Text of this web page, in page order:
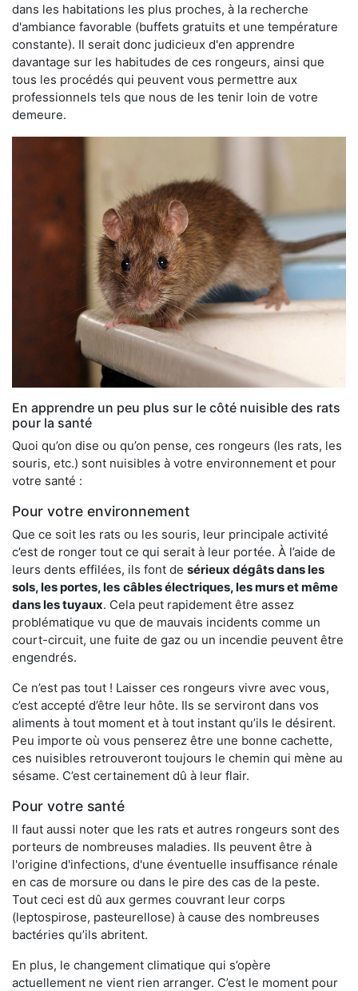
dans les habitations les plus proches, à la recherche
d'ambiance favorable (buffets gratuits et une température
constante). Il serait donc judicieux d'en apprendre
davantage sur les habitudes de ces rongeurs, ainsi que
tous les procédés qui peuvent vous permettre aux
professionnels tels que nous de les tenir loin de votre
demeure.
En apprendre un peu plus sur le côté nuisible des rats
pour la santé
Quoi qu’on dise ou qu’on pense, ces rongeurs (les rats, les
souris, etc.) sont nuisibles à votre environnement et pour
votre santé :
Pour votre environnement
Que ce soit les rats ou les souris, leur principale activité
c’est de ronger tout ce qui serait à leur portée. À l’aide de
leurs dents effilées, ils font de sérieux dégâts dans les
sols, les portes, les câbles électriques, les murs et même
dans les tuyaux. Cela peut rapidement être assez
problématique vu que de mauvais incidents comme un
court-circuit, une fuite de gaz ou un incendie peuvent être
engendrés.
Ce n’est pas tout ! Laisser ces rongeurs vivre avec vous,
c’est accepté d’être leur hôte. Ils se serviront dans vos
aliments à tout moment et à tout instant qu’ils le désirent.
Peu importe où vous penserez être une bonne cachette,
ces nuisibles retrouveront toujours le chemin qui mène au
sésame. C’est certainement dû à leur flair.
Pour votre santé
Il faut aussi noter que les rats et autres rongeurs sont des
porteurs de nombreuses maladies. Ils peuvent être à
l'origine d'infections, d'une éventuelle insuffisance rénale
en cas de morsure ou dans le pire des cas de la peste.
Tout ceci est dû aux germes couvrant leur corps
(leptospirose, pasteurellose) à cause des nombreuses
bactéries qu’ils abritent.
En plus, le changement climatique qui s’opère
actuellement ne vient rien arranger. C’est le moment pour